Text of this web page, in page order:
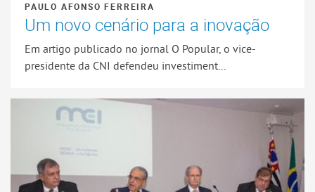
PAULO AFONSO FERREIRA
Um novo cenário para a inovação
Em artigo publicado no jornal O Popular, o vice-
presidente da CNI defendeu investiment...